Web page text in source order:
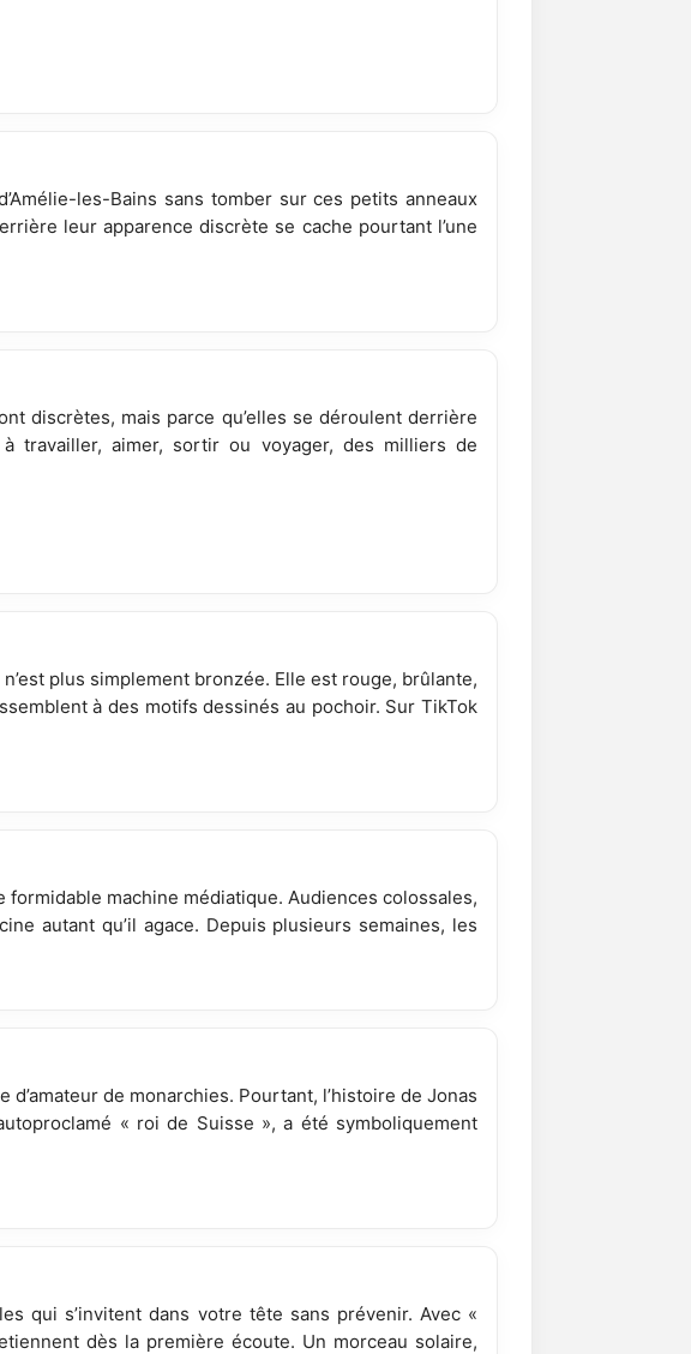
les-Bains sans tomber sur ces petits anneaux
leur apparence discrète se cache pourtant l’une
discrètes, mais parce qu’elles se déroulent derrière
travailler, aimer, sortir ou voyager, des milliers de
plus simplement bronzée. Elle est rouge, brûlante,
à des motifs dessinés au pochoir. Sur TikTok
formidable machine médiatique. Audiences colossales,
autant qu’il agace. Depuis plusieurs semaines, les
de monarchies. Pourtant, l’histoire de Jonas
« roi de Suisse », a été symboliquement
qui s’invitent dans votre tête sans prévenir. Avec «
dès la première écoute. Un morceau solaire,